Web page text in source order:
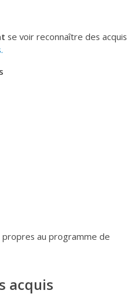
se voir reconnaître des acquis
propres au programme de
acquis